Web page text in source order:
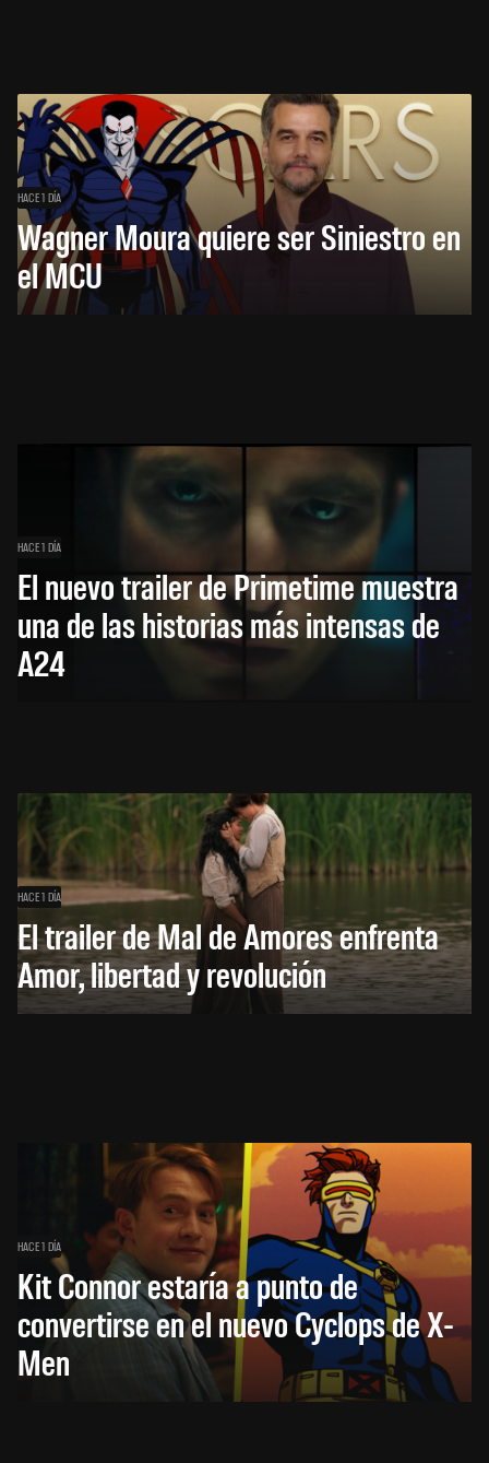
HACE 1 DÍA
Wagner Moura quiere ser Siniestro en
el MCU
HACE 1 DÍA
El nuevo trailer de Primetime muestra
una de las historias más intensas de
A24
HACE 1 DÍA
El trailer de Mal de Amores enfrenta
Amor, libertad y revolución
HACE 1 DÍA
Kit Connor estaría a punto de
convertirse en el nuevo Cyclops de X-
Men